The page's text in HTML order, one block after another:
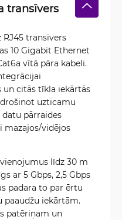
transīvers
RJ45 transīvers
10 Gigabit Ethernet
vītā pāra kabeli.
citās tīkla iekārtās
uzticamu
pārraides
vidējos
līdz 30 m
ar 5 Gbps, 2,5 Gbps
padara to par ērtu
paaudžu iekārtām.
patēriņam un